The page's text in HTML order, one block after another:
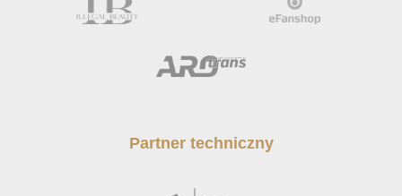
Partner techniczny